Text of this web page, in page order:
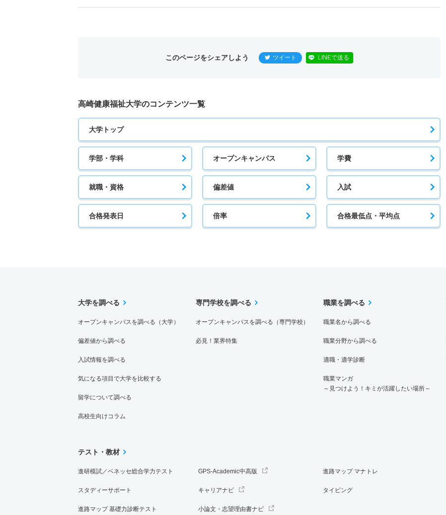
このページをシェアしよう ツイート LINEで送る
高崎健康福祉大学のコンテンツ一覧
大学トップ
学部・学科 オープンキャンパス 学費
就職・資格 偏差値 入試
合格発表日 倍率 合格最低点・平均点
大学を調べる
オープンキャンパスを調べる（大学）
偏差値から調べる
入試情報を調べる
気になる項目で大学を比較する
留学について調べる
高校生向けコラム
専門学校を調べる
オープンキャンパスを調べる（専門学校）
必見！業界特集
職業を調べる
職業名から調べる
職業分野から調べる
適職・適学診断
職業マンガ
～見つけよう！キミが活躍したい場所～
テスト・教材
進研模試／ベネッセ総合学力テスト
スタディーサポート
進路マップ 基礎力診断テスト
GPS-Academic中高版
キャリアナビ
小論文・志望理由書ナビ
進路マップ マナトレ
タイピング